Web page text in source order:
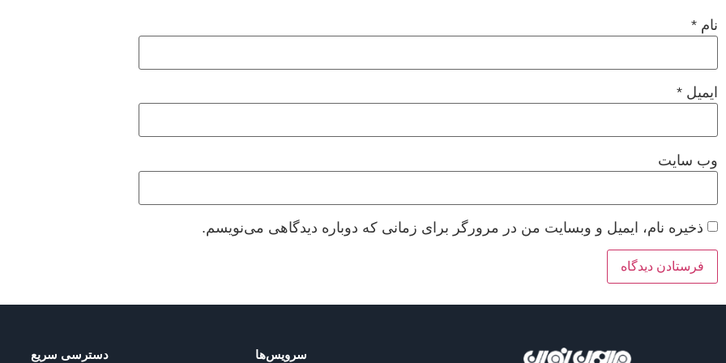
نام *
ایمیل *
وب‌ سایت
ذخیره نام، ایمیل و وبسایت من در مرورگر برای زمانی که دوباره دیدگاهی می‌نویسم.
سرویس‌ها دسترسی سریع